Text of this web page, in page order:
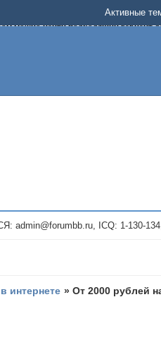
можно найти подходящий
не платит, то указывайте в теме
темы, размещайте объявления со
Активные
ICQ: 1-130-134,
интернете »От 2000 рублей